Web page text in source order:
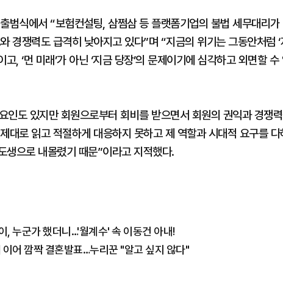
범식에서 “보험컨설팅, 삼쩜삼 등 플랫폼기업의 불법 세무대리가
경쟁력도 급격히 낮아지고 있다”며 “지금의 위기는 그동안처럼
고, ‘먼 미래’가 아닌 ‘지금 당장’의 문제이기에 심각하고 외면할 수
인도 있지만 회원으로부터 회비를 받으면서 회원의 권익과 경쟁
대로 읽고 적절하게 대응하지 못하고 제 역할과 시대적 요구를 다
생으로 내몰렸기 때문”이라고 지적했다.
누군가 했더니…'월계수' 속 이동건 아내!
어 깜짝 결혼발표…누리꾼 "알고 싶지 않다"